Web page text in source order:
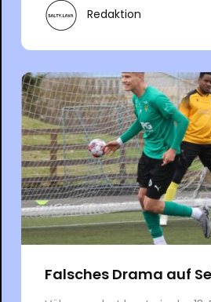
Redaktion
Falsches Drama auf